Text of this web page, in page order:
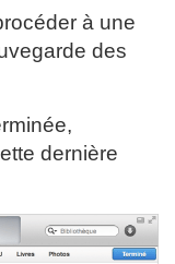
à une
des
dernière